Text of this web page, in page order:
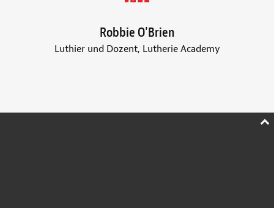
Robbie O'Brien
Luthier und Dozent, Lutherie Academy